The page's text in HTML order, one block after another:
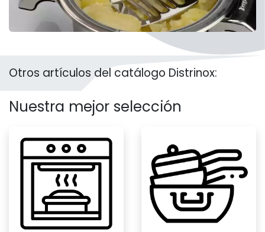
Otros artículos del catálogo Distrinox:
Nuestra mejor selección